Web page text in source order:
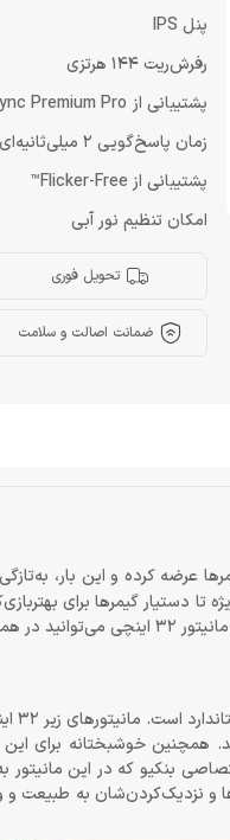
پنل IPS
رفرش‌ریت 144 هرتزی
پشتیبانی از FreeSync Premium Pro
زمان پاسخ‌گویی 2 میلی‌ثانیه‌ای GTG
پشتیبانی از Flicker-Free™
امکان تنظیم نور آبی
تحویل فوری
ضمانت اصالت و سلامت
کلیک کنید.
بنکیو که در این مانیتور